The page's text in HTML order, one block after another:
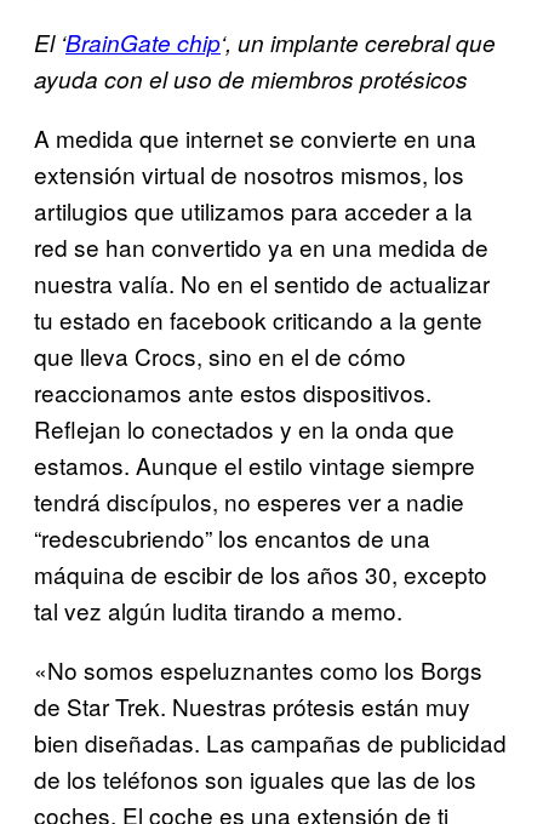
El ‘BrainGate chip‘, un implante cerebral que
ayuda con el uso de miembros protésicos
A medida que internet se convierte en una
extensión virtual de nosotros mismos, los
artilugios que utilizamos para acceder a la
red se han convertido ya en una medida de
nuestra valía. No en el sentido de actualizar
tu estado en facebook criticando a la gente
que lleva Crocs, sino en el de cómo
reaccionamos ante estos dispositivos.
Reflejan lo conectados y en la onda que
estamos. Aunque el estilo vintage siempre
tendrá discípulos, no esperes ver a nadie
“redescubriendo” los encantos de una
máquina de escibir de los años 30, excepto
tal vez algún ludita tirando a memo.
«No somos espeluznantes como los Borgs
de Star Trek. Nuestras prótesis están muy
bien diseñadas. Las campañas de publicidad
de los teléfonos son iguales que las de los
coches. El coche es una extensión de ti